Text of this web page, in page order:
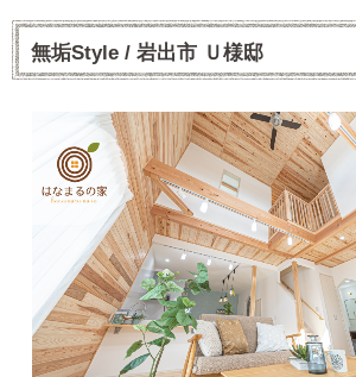
無垢Style / 岩出市 Ｕ様邸